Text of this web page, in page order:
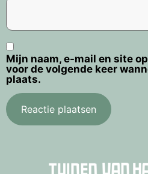
Mijn naam, e-mail en site
voor de volgende keer
plaats.